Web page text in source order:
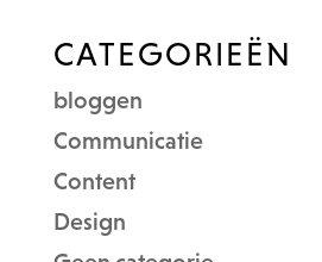
CATEGORIEËN
bloggen
Communicatie
Content
Design